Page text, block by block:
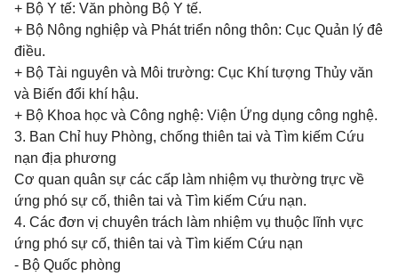
+ Bộ Y tế: Văn phòng Bộ Y tế.
+ Bộ Nông nghiệp và Phát triển nông thôn: Cục Quản lý đê
điều.
+ Bộ Tài nguyên và Môi trường: Cục Khí tượng Thủy văn
và Biến đổi khí hậu.
+ Bộ Khoa học và Công nghệ: Viện Ứng dụng công nghệ.
3. Ban Chỉ huy Phòng, chống thiên tai và Tìm kiếm Cứu
nạn địa phương
Cơ quan quân sự các cấp làm nhiệm vụ thường trực về
ứng phó sự cố, thiên tai và Tìm kiếm Cứu nạn.
4. Các đơn vị chuyên trách làm nhiệm vụ thuộc lĩnh vực
ứng phó sự cố, thiên tai và Tìm kiếm Cứu nạn
- Bộ Quốc phòng